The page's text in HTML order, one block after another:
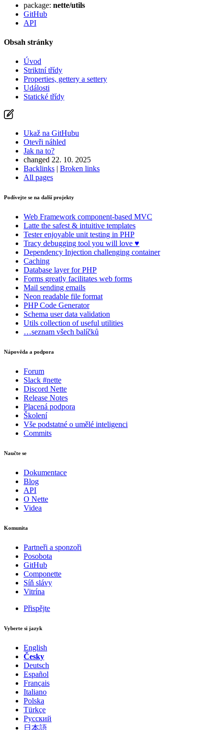
Našli jste na této stránce problém?
Ukaž na GitHubu
Otevři náhled
Nahlásit problém s touto stránkou na GitHubu
package: nette/utils
GitHub
API
Obsah stránky
Úvod
Striktní třídy
Properties, gettery a settery
Události
Statické třídy
Ukaž na GitHubu
Otevři náhled
Jak na to?
changed 22. 10. 2025
Backlinks | Broken links
All pages
Podívejte se na další projekty
Web Framework component-based MVC
Latte the safest & intuitive templates
Testerenjoyable unit testing in PHP
Tracy debugging tool you will love ♥
Dependency Injection challenging container
Caching
Database layer for PHP
Forms greatly facilitates web forms
Mail sending emails
Neon readable file format
PHP Code Generator
Schema user data validation
Utils collection of useful utilities
…seznam všech balíčků
Nápověda a podpora
Forum
Slack #nette
Discord Nette
Release Notes
Placená podpora
Školení
Vše podstatné o umělé inteligenci
Commits
Naučte se
Dokumentace
Blog
API
O Nette
Videa
Komunita
Partneři a sponzoři
Posobota
GitHub
Componette
Síň slávy
Vitrína
Přispějte
Vyberte si jazyk
English
Česky
Deutsch
Español
Français
Italiano
Polska
Türkçe
Русский
日本語